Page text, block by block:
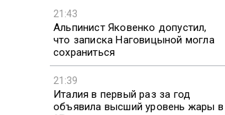
21:43
Альпинист Яковенко допустил,
что записка Наговицыной могла
сохраниться
21:39
Италия в первый раз за год
объявила высший уровень жары в